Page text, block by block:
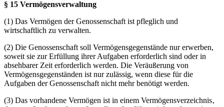
§ 15 Vermögensverwaltung
(1) Das Vermögen der Genossenschaft ist pfleglich und
wirtschaftlich zu verwalten.
(2) Die Genossenschaft soll Vermögensgegenstände nur erwerben,
soweit sie zur Erfüllung ihrer Aufgaben erforderlich sind oder in
absehbarer Zeit erforderlich werden. Die Veräußerung von
Vermögensgegenständen ist nur zulässig, wenn diese für die
Aufgaben der Genossenschaft nicht mehr benötigt werden.
(3) Das vorhandene Vermögen ist in einem Vermögensverzeichnis‚